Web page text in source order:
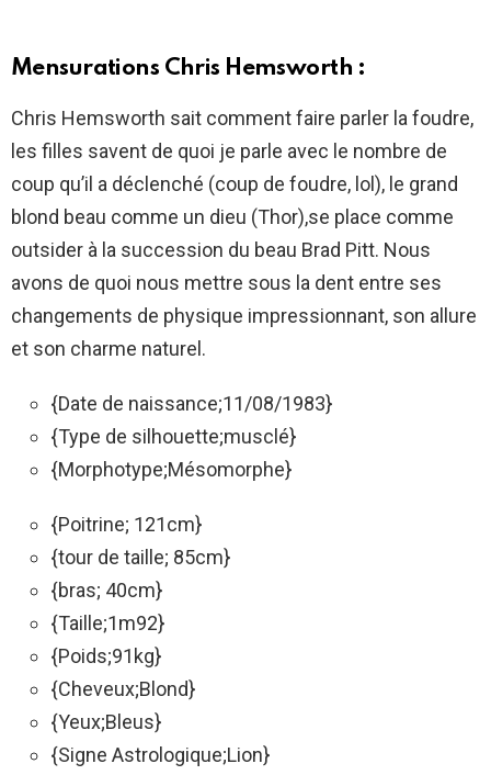
Mensurations Chris Hemsworth :
Chris Hemsworth sait comment faire parler la foudre,
les filles savent de quoi je parle avec le nombre de
coup qu’il a déclenché (coup de foudre, lol), le grand
blond beau comme un dieu (Thor),se place comme
outsider à la succession du beau Brad Pitt. Nous
avons de quoi nous mettre sous la dent entre ses
changements de physique impressionnant, son allure
et son charme naturel.
{Date de naissance;11/08/1983}
{Type de silhouette;musclé}
{Morphotype;Mésomorphe}
{Poitrine; 121cm}
{tour de taille; 85cm}
{bras; 40cm}
{Taille;1m92}
{Poids;91kg}
{Cheveux;Blond}
{Yeux;Bleus}
{Signe Astrologique;Lion}